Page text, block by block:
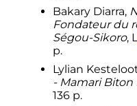
Bakary Diarra,
Fondateur du
Ségou-Sikoro,
p.
Lylian
- Mamari Biton
136 p.